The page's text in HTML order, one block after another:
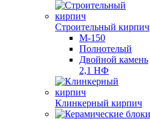
Строительный кирпич
М-150
Полнотелый
Двойной камень
2,1 НФ
Клинкерный кирпич